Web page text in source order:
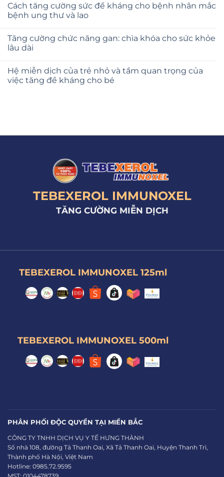
Cách tăng cường sức đề kháng cho bệnh nhân mắc
bệnh ung thư và lao
Tăng cường chức năng gan: chìa khóa cho sức khỏe
lâu dài
Hệ miễn dịch của trẻ nhỏ và tầm quan trọng của
việc tăng đề kháng cho bé
TEBEXEROL IMMUNOXEL
TĂNG CƯỜNG MIỄN DỊCH
TEBEXEROL IMMUNOXEL 125ml
TEBEXEROL IMMUNOXEL 500ml
PHÂN PHỐI ĐỘC QUYỀN TẠI MIỀN BẮC
CÔNG TY TNHH DỊCH VỤ Y TẾ HƯNG THÀNH
Số nhà 108, đường Tả Thanh Oai, Xã Tả Thanh Oai, Huyện Thanh Trì,
Thành phố Hà Nội, Việt Nam
Hotline: 0985.72.9595